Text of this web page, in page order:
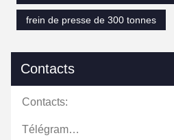
frein de presse de 300 tonnes
Contacts
Contacts:
Télégramme: